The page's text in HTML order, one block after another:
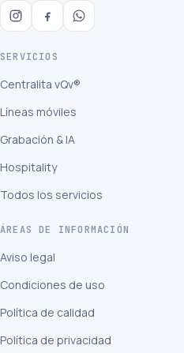
SERVICIOS
Centralita vQv®
Líneas móviles
Grabación & IA
Hospitality
Todos los servicios
ÁREAS DE INFORMACIÓN
Aviso legal
Condiciones de uso
Política de calidad
Política de privacidad